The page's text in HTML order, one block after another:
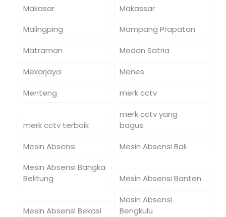
Makasar
Makassar
Malingping
Mampang Prapatan
Matraman
Medan Satria
Mekarjaya
Menes
Menteng
merk cctv
merk cctv terbaik
merk cctv yang
bagus
Mesin Absensi
Mesin Absensi Bali
Mesin Absensi Bangka
Belitung
Mesin Absensi Banten
Mesin Absensi Bekasi
Mesin Absensi
Bengkulu